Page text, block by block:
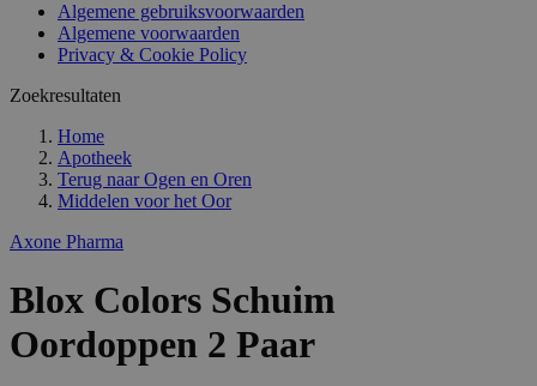
Algemene gebruiksvoorwaarden
Algemene voorwaarden
Privacy & Cookie Policy
Zoekresultaten
Home
Apotheek
Terug naar Ogen en Oren
Middelen voor het Oor
Axone Pharma
Blox Colors Schuim
Oordoppen 2 Paar